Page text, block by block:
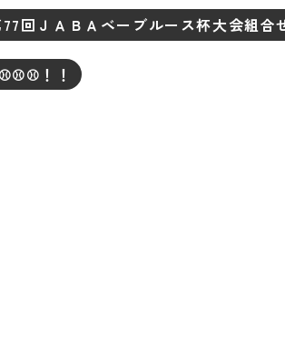
回ＪＡＢＡベーブルース杯大会組合
！！